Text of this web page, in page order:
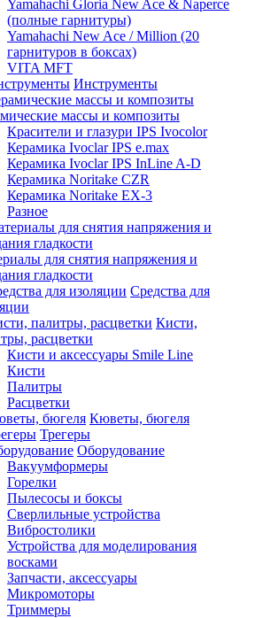
Yamahachi Gloria New Ace & Naperce
(полные гарнитуры)
Yamahachi New Ace / Million (20
гарнитуров в боксах)
VITA MFT
Инструменты
массы и композиты
Красители и глазури IPS Ivocolor
Керамика Ivoclar IPS e.max
Керамика Ivoclar IPS InLine A-D
Керамика Noritake CZR
Керамика Noritake EX-3
Разное
для снятия напряжения и
гладкости
Средства для
Кисти,
расцветки
Кисти и аксессуары Smile Line
Кисти
Палитры
Расцветки
Кюветы, бюгеля
Трегеры
Оборудование
Вакуумформеры
Горелки
Пылесосы и боксы
Сверлильные устройства
Вибростолики
Устройства для моделирования
восками
Запчасти, аксессуары
Микромоторы
Триммеры